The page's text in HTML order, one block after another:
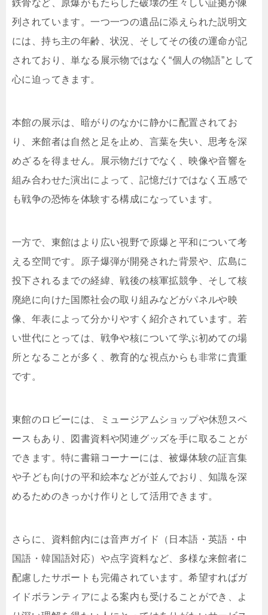
鉄骨など、原爆がもたらした破壊の生々しい証拠が陳
列されています。一つ一つの遺品に添えられた説明文
には、持ち主の年齢、状況、そしてその後の運命が記
されており、単なる展示物ではなく“個人の物語”として
心に迫ってきます。
本館の展示は、暗がりのなかに静かに配置されてお
り、来館者は自然と足を止め、言葉を失い、思考を深
めざるを得ません。展示物だけでなく、映像や音響を
組み合わせた演出によって、記憶だけではなく五感で
も戦争の恐怖を体験する構成になっています。
一方で、東館はより広い視野で原爆と平和について考
える空間です。原子爆弾が開発された背景や、広島に
投下されるまでの経緯、戦後の核軍拡競争、そして核
廃絶に向けた国際社会の取り組みなどがパネルや映
像、年表によって分かりやすく紹介されています。若
い世代にとっては、戦争や核について学ぶ初めての場
所となることが多く、教育的な視点からも非常に貴重
です。
東館のロビーには、ミュージアムショップや休憩スペ
ースもあり、図書資料や関連グッズを手に取ることが
できます。特に書籍コーナーには、被爆体験の証言集
や子ども向けの平和絵本などが並んでおり、知識を深
めるためのきっかけ作りとして活用できます。
さらに、資料館内には音声ガイド（日本語・英語・中
国語・韓国語対応）や点字資料など、多様な来館者に
配慮したサポートも完備されています。希望すればガ
イドボランティアによる案内も受けることができ、よ